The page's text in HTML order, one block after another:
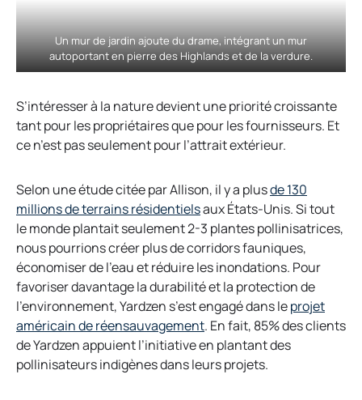
Un mur de jardin ajoute du drame, intégrant un mur
autoportant en pierre des Highlands et de la verdure.
S’intéresser à la nature devient une priorité croissante
tant pour les propriétaires que pour les fournisseurs. Et
ce n’est pas seulement pour l’attrait extérieur.
Selon une étude citée par Allison, il y a plusde 130
millions de terrains résidentielsaux États-Unis. Si tout
le monde plantait seulement 2-3 plantes pollinisatrices,
nous pourrions créer plus de corridors fauniques,
économiser de l’eau et réduire les inondations. Pour
favoriser davantage la durabilité et la protection de
l’environnement, Yardzen s’est engagé dans leprojet
américain de réensauvagement. En fait, 85% des clients
de Yardzen appuient l’initiative en plantant des
pollinisateurs indigènes dans leurs projets.